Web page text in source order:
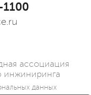
1100
ассоциация
инжиниринга
данных